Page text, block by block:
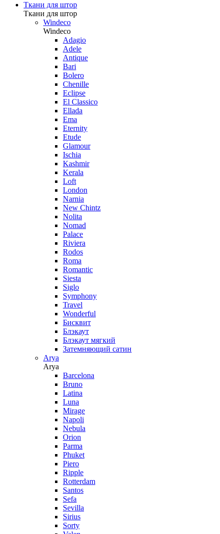
Ткани для штор
Ткани для штор
Windeco
Windeco
Adagio
Adele
Antique
Bari
Bolero
Chenille
Eclipse
El Classico
Ellada
Ema
Eternity
Etude
Glamour
Ischia
Kashmir
Kerala
Loft
London
Narnia
New Chintz
Nolita
Nomad
Palace
Riviera
Rodos
Roma
Romantic
Siesta
Siglo
Symphony
Travel
Wonderful
Бисквит
Блэкаут
Блэкаут мягкий
Затемняющий сатин
Arya
Arya
Barcelona
Bruno
Latina
Luna
Mirage
Napoli
Nebula
Orion
Parma
Phuket
Piero
Ripple
Rotterdam
Santos
Sefa
Sevilla
Sirius
Sorty